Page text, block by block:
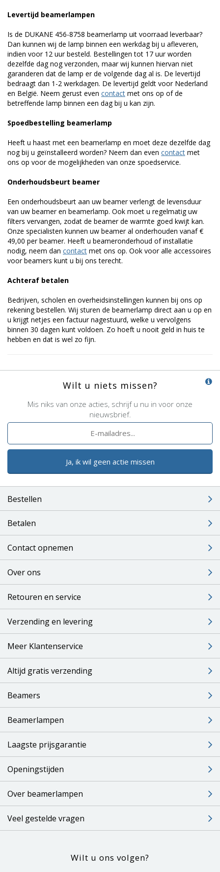
Levertijd beamerlampen
Is de DUKANE 456-8758 beamerlamp uit voorraad leverbaar?
Dan kunnen wij de lamp binnen een werkdag bij u afleveren,
indien voor 12 uur besteld. Bestellingen tot 17 uur worden
dezelfde dag nog verzonden, maar wij kunnen hiervan niet
garanderen dat de lamp er de volgende dag al is. De levertijd
bedraagt dan 1-2 werkdagen. De levertijd geldt voor Nederland
en België. Neem gerust even contact met ons op of de
betreffende lamp binnen een dag bij u kan zijn.
Spoedbestelling beamerlamp
Heeft u haast met een beamerlamp en moet deze dezelfde dag
nog bij u geïnstalleerd worden? Neem dan even contact met
ons op voor de mogelijkheden van onze spoedservice.
Onderhoudsbeurt beamer
Een onderhoudsbeurt aan uw beamer verlengt de levensduur
van uw beamer en beamerlamp. Ook moet u regelmatig uw
filters vervangen, zodat de beamer de warmte goed kwijt kan.
Onze specialisten kunnen uw beamer al onderhouden vanaf €
49,00 per beamer. Heeft u beameronderhoud of installatie
nodig, neem dan contact met ons op. Ook voor alle accessoires
voor beamers kunt u bij ons terecht.
Achteraf betalen
Bedrijven, scholen en overheidsinstellingen kunnen bij ons op
rekening bestellen. Wij sturen de beamerlamp direct aan u op en
u krijgt netjes een factuur nagestuurd, welke u vervolgens
binnen 30 dagen kunt voldoen. Zo hoeft u nooit geld in huis te
hebben en dat is wel zo fijn.
Wilt u niets missen?
Mis niks van onze acties, schrijf u nu in voor onze
nieuwsbrief.
Ja, ik wil geen actie missen
Bestellen
Betalen
Contact opnemen
Over ons
Retouren en service
Verzending en levering
Meer Klantenservice
Altijd gratis verzending
Beamers
Beamerlampen
Laagste prijsgarantie
Openingstijden
Over beamerlampen
Veel gestelde vragen
Wilt u ons volgen?